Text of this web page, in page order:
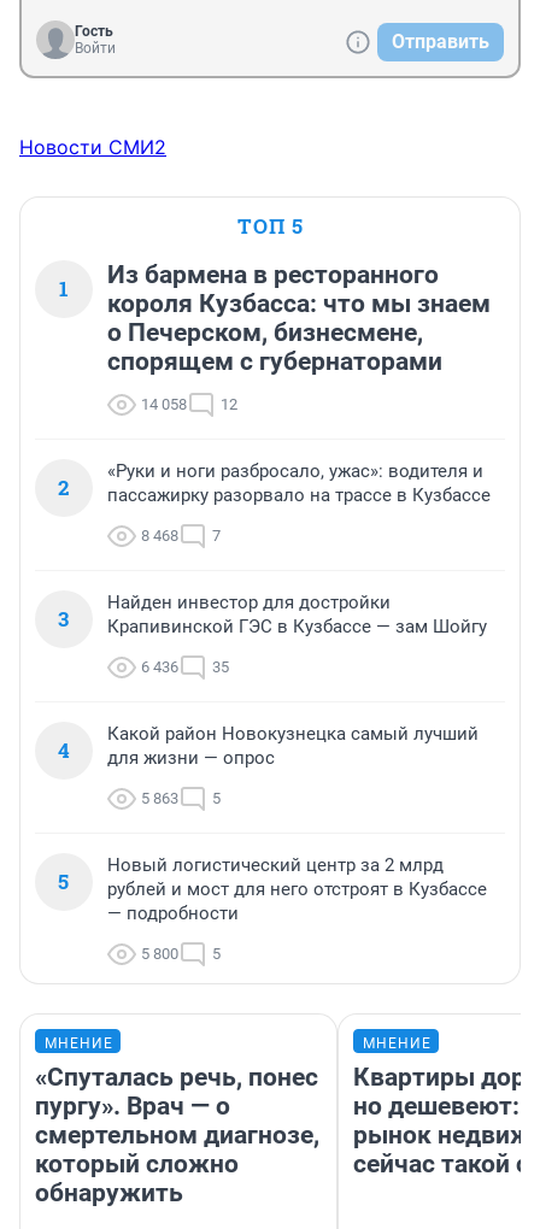
Гость
Войти
Отправить
Новости СМИ2
ТОП 5
1
Из бармена в ресторанного
короля Кузбасса: что мы знаем
о Печерском, бизнесмене,
спорящем с губернаторами
14 058 12
2
«Руки и ноги разбросало, ужас»: водителя и
пассажирку разорвало на трассе в Кузбассе
8 468 7
3
Найден инвестор для достройки
Крапивинской ГЭС в Кузбассе — зам Шойгу
6 436 35
4
Какой район Новокузнецка самый лучший
для жизни — опрос
5 863 5
5
Новый логистический центр за 2 млрд
рублей и мост для него отстроят в Кузбассе
— подробности
5 800 5
МНЕНИЕ
«Спуталась речь, понес
пургу». Врач — о
смертельном диагнозе,
который сложно
обнаружить
МНЕНИЕ
Квартиры
но дешевеют:
рынок
сейчас такой